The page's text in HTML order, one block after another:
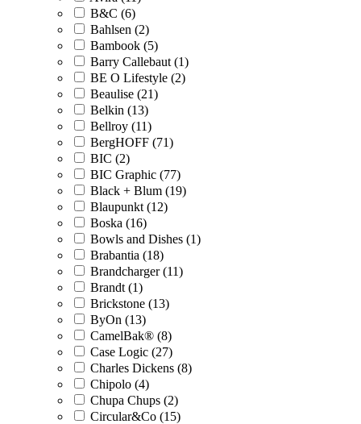
B&C (6)
Bahlsen (2)
Bambook (5)
Barry Callebaut (1)
BE O Lifestyle (2)
Beaulise (21)
Belkin (13)
Bellroy (11)
BergHOFF (71)
BIC (2)
BIC Graphic (77)
Black + Blum (19)
Blaupunkt (12)
Boska (16)
Bowls and Dishes (1)
Brabantia (18)
Brandcharger (11)
Brandt (1)
Brickstone (13)
ByOn (13)
CamelBak® (8)
Case Logic (27)
Charles Dickens (8)
Chipolo (4)
Chupa Chups (2)
Circular&Co (15)